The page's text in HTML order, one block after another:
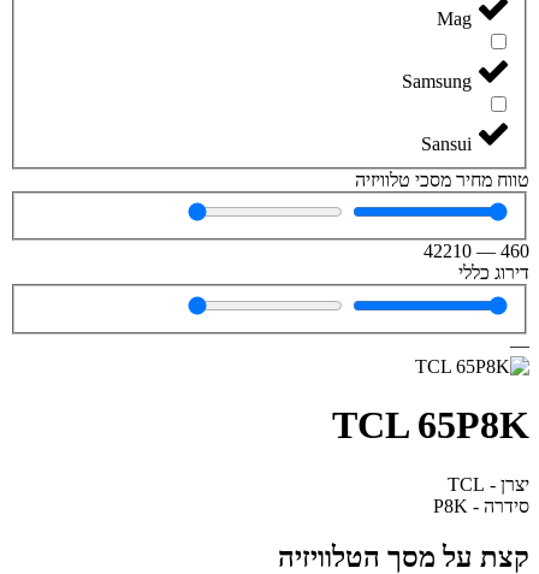
Mag
Samsung
Sansui
טווח מחיר מסכי טלוויזיה
460
—
42210
דירוג כללי
—
TCL 65P8K
יצרן - TCL
סידרה - P8K
קצת על מסך הטלוויזיה